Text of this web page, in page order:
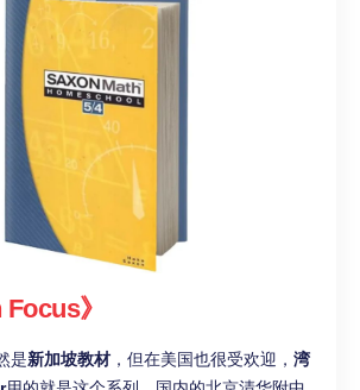
》
是新加坡教材 ，但在美国也很受欢迎， 湾